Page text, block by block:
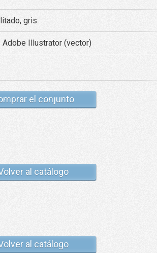
gris
Adobe Illustrator (vector)
el conjunto
al catálogo
al catálogo